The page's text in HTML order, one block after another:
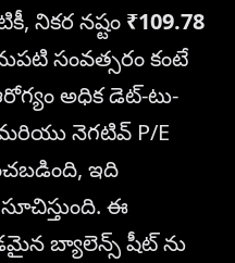
నికర నష్టం ₹109.78
సంవత్సరం కంటే
అధిక డెట్-టు-
నెగటివ్ P/E
ఇది
ఈ
బ్యాలెన్స్ షీట్ ను